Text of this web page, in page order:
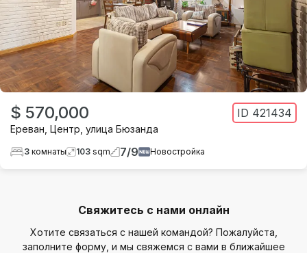
$ 570,000 ID 421434
Ереван Центр улица Бюзанда
3 комнаты 103 sqm 7/9 Новостройка
Свяжитесь с нами онлайн
Хотите связаться с нашей командой? Пожалуйста,
заполните форму, и мы свяжемся с вами в ближайшее